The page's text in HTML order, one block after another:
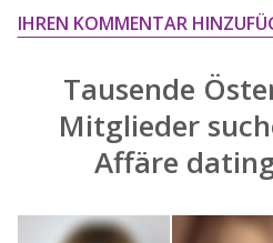
IHREN KOMMENTAR
Tausende
Mitglieder
Affäre